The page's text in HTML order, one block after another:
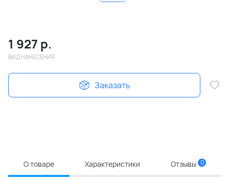
1 927 р.
ВИД НАНЕСЕНИЯ
Заказать
О товаре Характеристики Отзывы 0